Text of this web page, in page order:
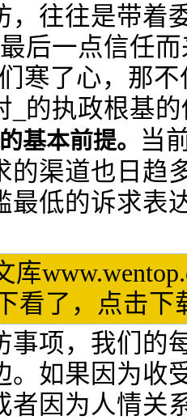
，往往是带着
后一点信任
寒了心，那
_的执政根基
基本前提。 当
的渠道也日趋
最低的诉求表
看了，点击
事项，我们的
。如果因为收
者因为人情关